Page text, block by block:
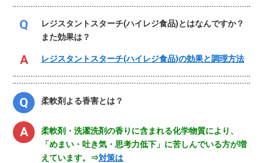
レジスタントスターチ(ハイレジ食品)とはなんですか？
また効果は？
レジスタントスターチ(ハイレジ食品)の効果と調理方法
柔軟剤よる香害とは？
柔軟剤・洗濯洗剤の香りに含まれる化学物質により、
「めまい・吐き気・思考力低下」に苦しんでいる方が増
えています。⇒対策は